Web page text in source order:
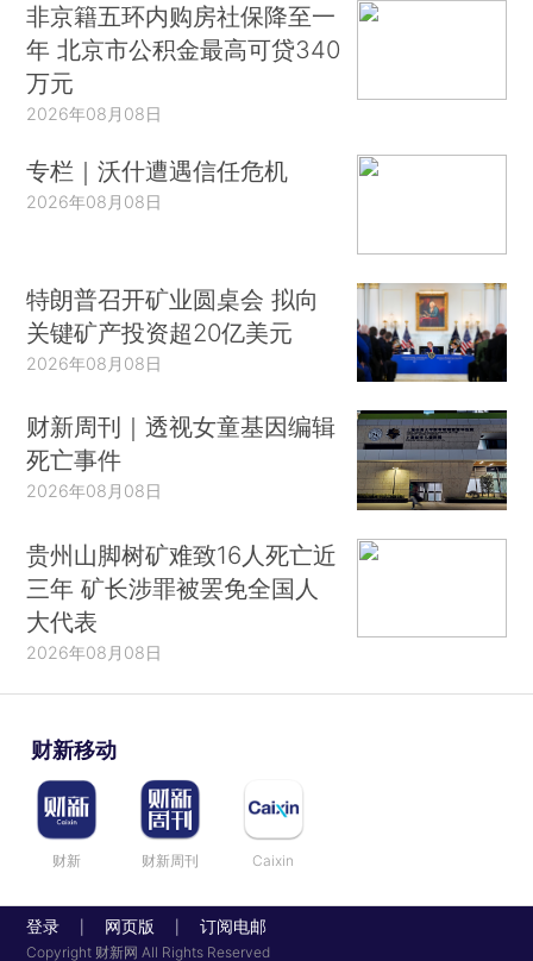
非京籍五环内购房社保降至一
年 北京市公积金最高可贷340
万元
2026年08月08日
专栏｜沃什遭遇信任危机
2026年08月08日
特朗普召开矿业圆桌会 拟向
关键矿产投资超20亿美元
2026年08月08日
财新周刊｜透视女童基因编辑
死亡事件
2026年08月08日
贵州山脚树矿难致16人死亡近
三年 矿长涉罪被罢免全国人
大代表
2026年08月08日
财新移动
财新 财新周刊 Caixin
登录 网页版 订阅电邮
Copyright 财新网 All Rights Reserved